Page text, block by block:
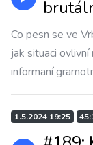
Co pesn se ve
jak situaci
informaní
1.5.2024 19:25